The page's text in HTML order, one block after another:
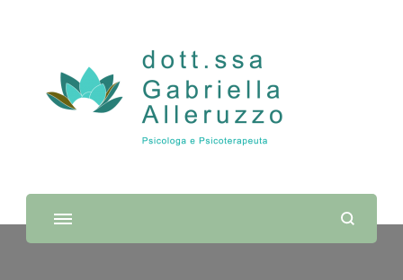
Dott.ssa Gabriella Alleruzzo |
Psicologa e Psicoterapeuta